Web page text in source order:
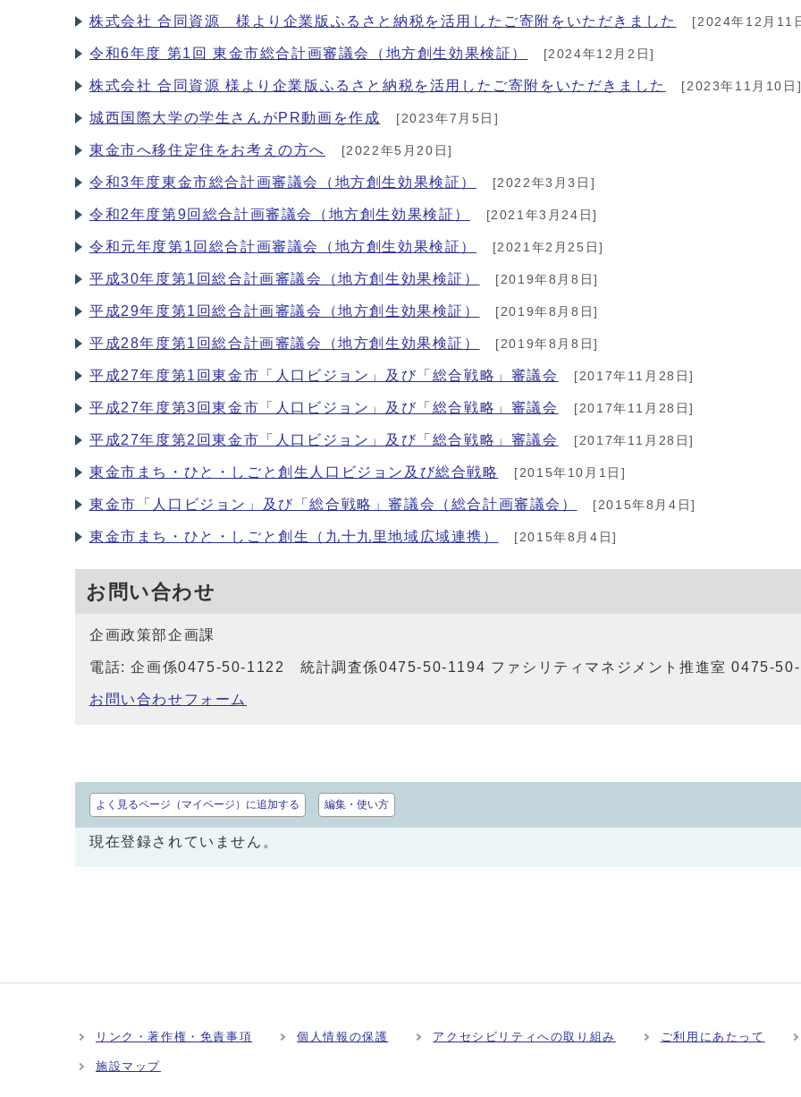
株式会社 合同資源 様より企業版ふるさと納税を活用したご寄附をいただきました [2024年12月11
令和6年度 第1回 東金市総合計画審議会（地方創生効果検証） [2024年12月2日]
株式会社 合同資源 様より企業版ふるさと納税を活用したご寄附をいただきました [2023年11月10日]
城西国際大学の学生さんがPR動画を作成 [2023年7月5日]
東金市へ移住定住をお考えの方へ [2022年5月20日]
令和3年度東金市総合計画審議会（地方創生効果検証） [2022年3月3日]
令和2年度第9回総合計画審議会（地方創生効果検証） [2021年3月24日]
令和元年度第1回総合計画審議会（地方創生効果検証） [2021年2月25日]
平成30年度第1回総合計画審議会（地方創生効果検証） [2019年8月8日]
平成29年度第1回総合計画審議会（地方創生効果検証） [2019年8月8日]
平成28年度第1回総合計画審議会（地方創生効果検証） [2019年8月8日]
平成27年度第1回東金市「人口ビジョン」及び「総合戦略」審議会 [2017年11月28日]
平成27年度第3回東金市「人口ビジョン」及び「総合戦略」審議会 [2017年11月28日]
平成27年度第2回東金市「人口ビジョン」及び「総合戦略」審議会 [2017年11月28日]
東金市まち・ひと・しごと創生人口ビジョン及び総合戦略 [2015年10月1日]
東金市「人口ビジョン」及び「総合戦略」審議会（総合計画審議会） [2015年8月4日]
東金市まち・ひと・しごと創生（九十九里地域広域連携） [2015年8月4日]
お問い合わせ
企画政策部企画課
電話: 企画係0475-50-1122 統計調査係0475-50-1194 ファシリティマネジメント推進室 0475-
お問い合わせフォーム
よく見るページ（マイページ）に追加する 編集・使い方
現在登録されていません。
リンク・著作権・免責事項 個人情報の保護 アクセシビリティへの取り組み ご利用にあたって
施設マップ